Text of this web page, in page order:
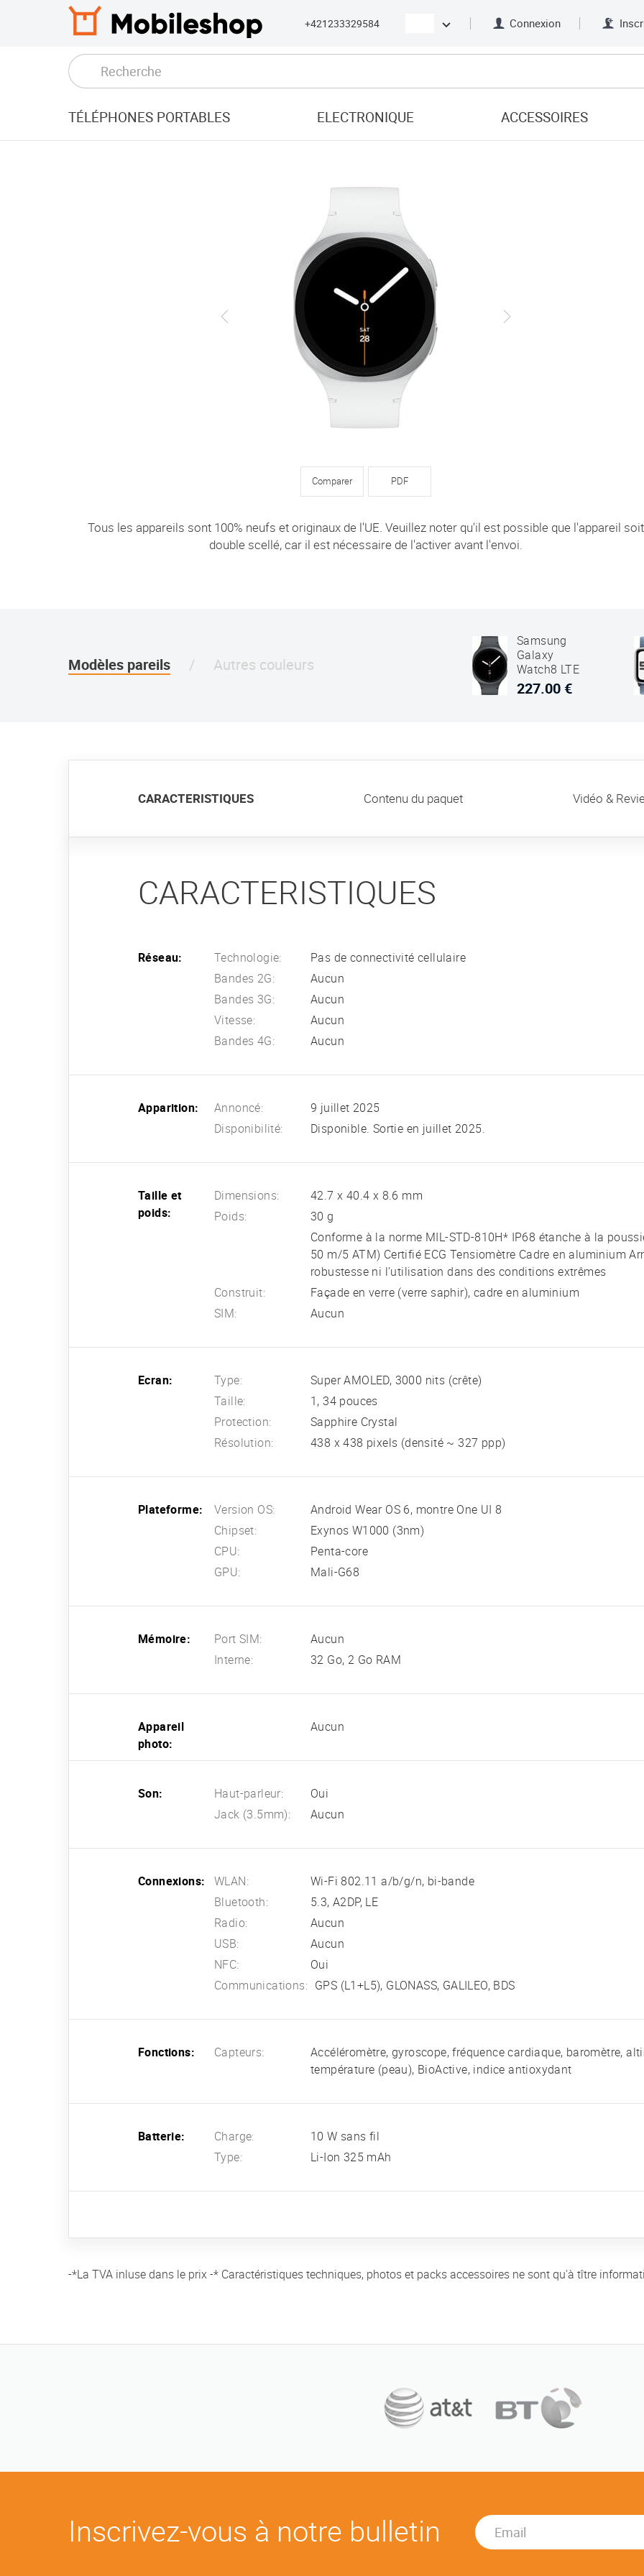
+421233329584 Connexion
TÉLÉPHONES PORTABLES ELECTRONIQUE ACCESSOIRES
Comparer PDF
Tous les appareils sont 100% neufs et originaux de l'UE. Veuillez noter qu'il est possible que l'appareil soit
double scellé, car il est nécessaire de l'activer avant l'envoi.
Modèles pareils Autres couleurs
Samsung
Galaxy
Watch8 LTE
40mm SM-
227.00 €
CARACTERISTIQUES Contenu du paquet Vidéo &
CARACTERISTIQUES
Réseau: Technologie:
Pas de connectivité cellulaire
Bandes 2G:
Aucun
Bandes 3G:
Aucun
Vitesse:
Aucun
Bandes 4G:
Aucun
Apparition: Annoncé:
9 juillet 2025
Disponibilité:
Disponible. Sortie en juillet 2025.
Taille et
poids:
Dimensions:
42.7 x 40.4 x 8.6 mm
Poids:
30 g
Conforme à la norme MIL-STD-810H* IP68 étanche à la
50 m/5 ATM) Certifié ECG Tensiomètre Cadre en aluminium
robustesse ni l'utilisation dans des conditions extrêmes
Construit:
Façade en verre (verre saphir), cadre en aluminium
SIM:
Aucun
Ecran: Type:
Super AMOLED, 3000 nits (crête)
Taille:
1, 34 pouces
Protection:
Sapphire Crystal
Résolution:
438 x 438 pixels (densité ~ 327 ppp)
Plateforme: Version OS:
Android Wear OS 6, montre One UI 8
Chipset:
Exynos W1000 (3nm)
CPU:
Penta-core
GPU:
Mali-G68
Mémoire: Port SIM:
Aucun
Interne:
32 Go, 2 Go RAM
Appareil
photo:
Aucun
Son: Haut-parleur:
Oui
Jack (3.5mm):
Aucun
Connexions: WLAN:
Wi-Fi 802.11 a/b/g/n, bi-bande
Bluetooth:
5.3, A2DP, LE
Radio:
Aucun
USB:
Aucun
NFC:
Oui
Communications: GPS (L1+L5), GLONASS, GALILEO, BDS
Fonctions: Capteurs:
Accéléromètre, gyroscope, fréquence cardiaque, baromètre,
température (peau), BioActive, indice antioxydant
Batterie: Charge:
10 W sans fil
Type:
Li-Ion 325 mAh
-*La TVA inluse dans le prix -* Caractéristiques techniques, photos et packs accessoires ne sont qu'à tître
Inscrivez-vous à notre bulletin